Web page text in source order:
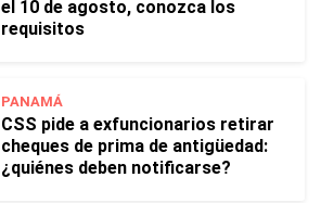
el 10 de agosto, conozca los
requisitos
PANAMÁ
CSS pide a exfuncionarios retirar
cheques de prima de antigüedad:
¿quiénes deben notificarse?